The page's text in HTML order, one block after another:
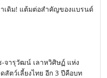
าเดิม! แต้มต่อสำคัญของแบรนด์
-จารุวัฒน์ เลาหวิศิษฏ์ แห่ง
สัตว์เลี้ยงไทย อีก 3 ปีคือบท